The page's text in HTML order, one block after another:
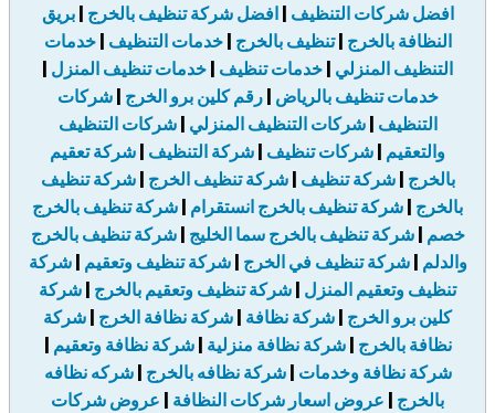
افضل شركات التنظيف |افضل شركة تنظيف بالخرج |بريق
النظافة بالخرج |تنظيف بالخرج |خدمات التنظيف |خدمات
التنظيف المنزلي |خدمات تنظيف |خدمات تنظيف المنزل |
خدمات تنظيف بالرياض |رقم كلين برو الخرج |شركات
التنظيف |شركات التنظيف المنزلي |شركات التنظيف
والتعقيم |شركات تنظيف |شركة التنظيف |شركة تعقيم
بالخرج |شركة تنظيف |شركة تنظيف الخرج |شركة تنظيف
بالخرج |شركة تنظيف بالخرج انستقرام |شركة تنظيف بالخرج
خصم |شركة تنظيف بالخرج سما الخليج |شركة تنظيف بالخرج
والدلم |شركة تنظيف في الخرج |شركة تنظيف وتعقيم |شركة
تنظيف وتعقيم المنزل |شركة تنظيف وتعقيم بالخرج |شركة
كلين برو الخرج |شركة نظافة |شركة نظافة الخرج |شركة
نظافة بالخرج |شركة نظافة منزلية |شركة نظافة وتعقيم |
شركة نظافة وخدمات |شركة نظافه بالخرج |شركه نظافه
بالخرج | عروض اسعار شركات النظافة | عروض شركات